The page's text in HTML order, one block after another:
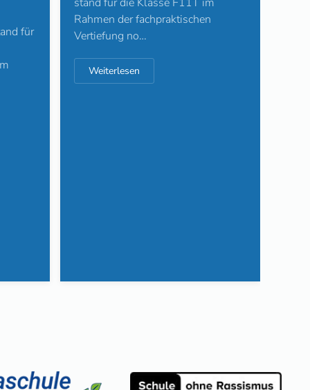
für
Rahmen der fachpraktischen
Vertiefung no…
Weiterlesen